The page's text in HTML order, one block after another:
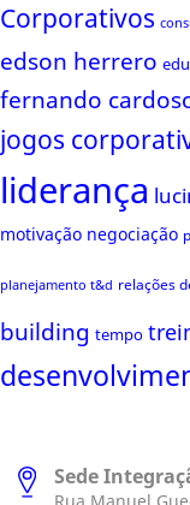
Corporativos
edson herrero
fernando
jogos
liderança
motivação negociação
planejamento t&d relações
building tempo
Sede